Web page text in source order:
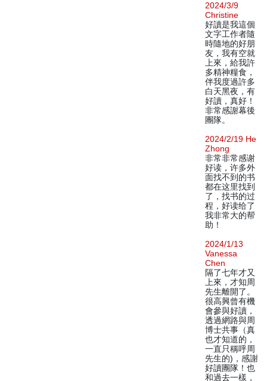
2024/3/9
Christine
好讀是我這個
文字工作者隨
時隨地的好朋
友，我有空就
上來，給我許
多精神糧食，
伴我度過許多
白天黑夜，有
好讀，真好！
非常感謝幕後
團隊。
2024/2/19 He
Zhong
非常非常感谢
好读，许多外
面找不到的书
都在这里找到
了，找书的过
程，好读给了
我非常大的帮
助！
2024/1/13
Vanessa
Chen
隔了七年才又
上來，才知周
先生離開了。
很高興曾有機
會參與好讀，
透過網路與周
博士共事（真
也才知道的，
一直只稱呼周
先生的)，感謝
好讀團隊！也
和過去一樣，